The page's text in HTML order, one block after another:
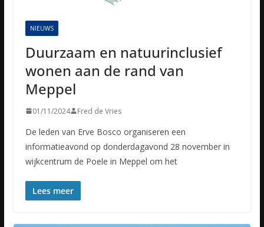
NIEUWS
Duurzaam en natuurinclusief
wonen aan de rand van
Meppel
01/11/2024 Fred de Vries
De leden van Erve Bosco organiseren een
informatieavond op donderdagavond 28 november in
wijkcentrum de Poele in Meppel om het
Lees meer